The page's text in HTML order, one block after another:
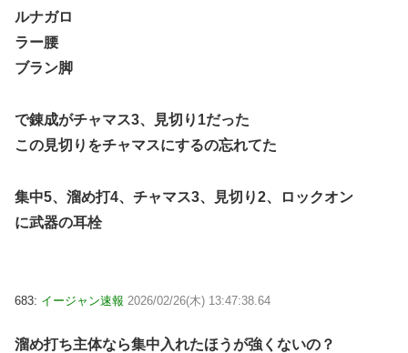
ルナガロ
ラー腰
ブラン脚
で錬成がチャマス3、見切り1だった
この見切りをチャマスにするの忘れてた
集中5、溜め打4、チャマス3、見切り2、ロックオン
に武器の耳栓
683: イージャン速報 2026/02/26(木) 13:47:38.64
溜め打ち主体なら集中入れたほうが強くないの？